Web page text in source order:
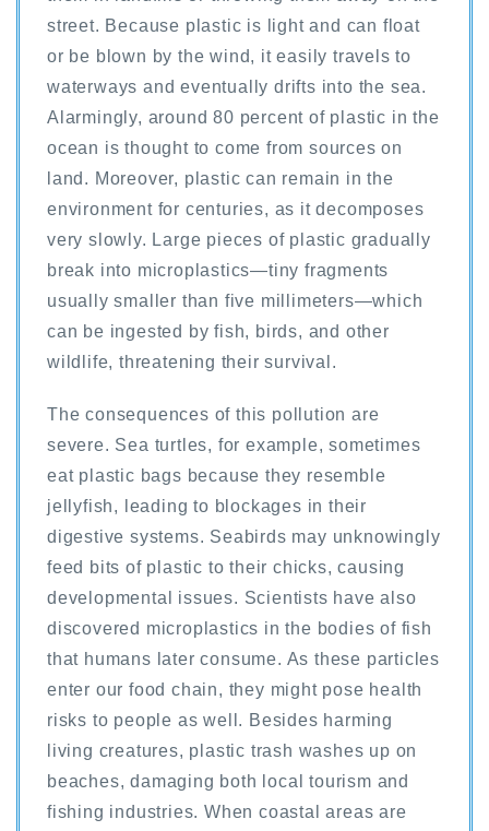
street. Because plastic is light and can float
or be blown by the wind, it easily travels to
waterways and eventually drifts into the sea.
Alarmingly, around 80 percent of plastic in the
ocean is thought to come from sources on
land. Moreover, plastic can remain in the
environment for centuries, as it decomposes
very slowly. Large pieces of plastic gradually
break into microplastics—tiny fragments
usually smaller than five millimeters—which
can be ingested by fish, birds, and other
wildlife, threatening their survival.
The consequences of this pollution are
severe. Sea turtles, for example, sometimes
eat plastic bags because they resemble
jellyfish, leading to blockages in their
digestive systems. Seabirds may unknowingly
feed bits of plastic to their chicks, causing
developmental issues. Scientists have also
discovered microplastics in the bodies of fish
that humans later consume. As these particles
enter our food chain, they might pose health
risks to people as well. Besides harming
living creatures, plastic trash washes up on
beaches, damaging both local tourism and
fishing industries. When coastal areas are